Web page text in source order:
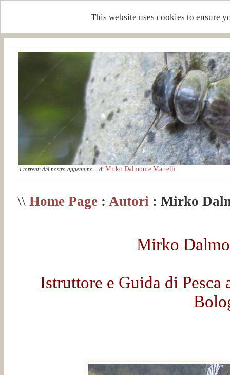
This website uses cookies to ensure
I torrenti del nostro appennino... di Mirko Dalmonte Martelli
\\ Home Page : Autori : Mirko
Mirko
Istruttore e Guida di Pesca